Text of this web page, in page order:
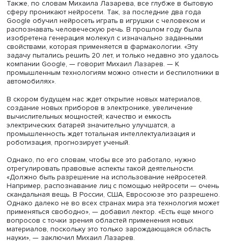
Всю современную электронику можно назвать
потому что она создана с помощью кремния». Он
что не так давно двое ученых открыли новый
графен. Эти ученые — выпускники Московского
технического института Андрей Гейм и Константин
За открытие графена они в 2010 году получили
премию по физике, в настоящее время один из них
проживает и работает в Сингапуре, другой — в
Графен — первый двумерный материал, обладающий
свойствами, о которых раньше ученые даже не
«Сегодня этот материал активно используют. С его
в частности, был создан гибкий экран для электронных
гаджетов и много других высокотехнологичных
напомнил лектор.
Также, по словам Михаила Лазарева, все глубже в
сферу проникают нейросети. Так, за последние два
Google обучил нейросеть играть в игрушки с
распознавать человеческую речь. В прошлом году
изобретена генерация молекул с изначально
свойствами, которая применяется в фармакологии. «Эту
задачу пытались решить 20 лет, и только недавно это
компании Google, — говорит Михаил Лазарев. — К
промышленным технологиям можно отнести и